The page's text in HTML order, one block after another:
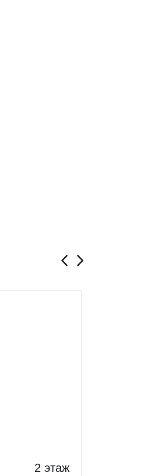
2 этаж